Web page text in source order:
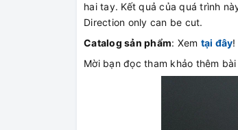
hai tay. Kết quả của quá trình
Direction only can be cut.
Catalog sản phẩm: Xem tại đây!
Mời bạn đọc tham khảo thêm